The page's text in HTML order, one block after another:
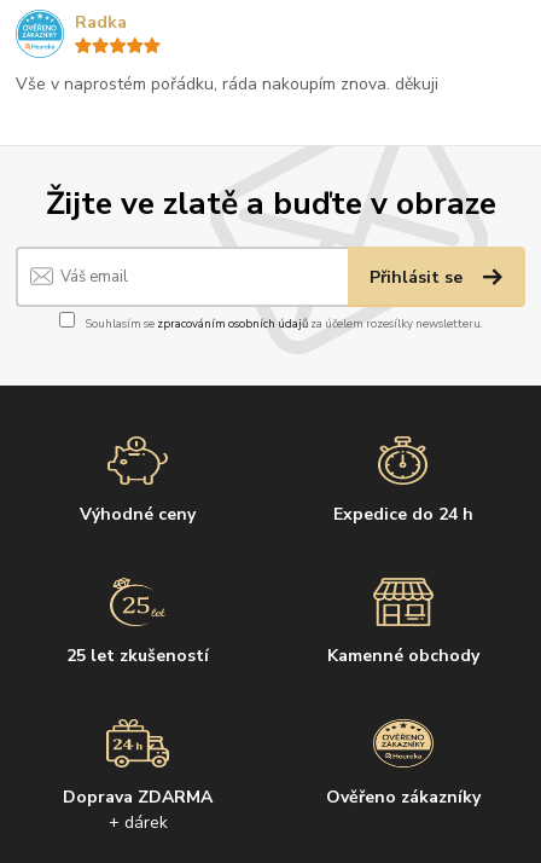
Žijte ve zlatě a buďte v obraze
Přihlásit se
Souhlasím se zpracováním osobních údajůza účelem rozesílky newsletteru.
Výhodné ceny Expedice do 24 h
25 let zkušeností Kamenné obchody
Doprava ZDARMA
+ dárek
Ověřeno zákazníky
Vše v naprostém pořádku, ráda nakoupím znova. děkuji
Radka